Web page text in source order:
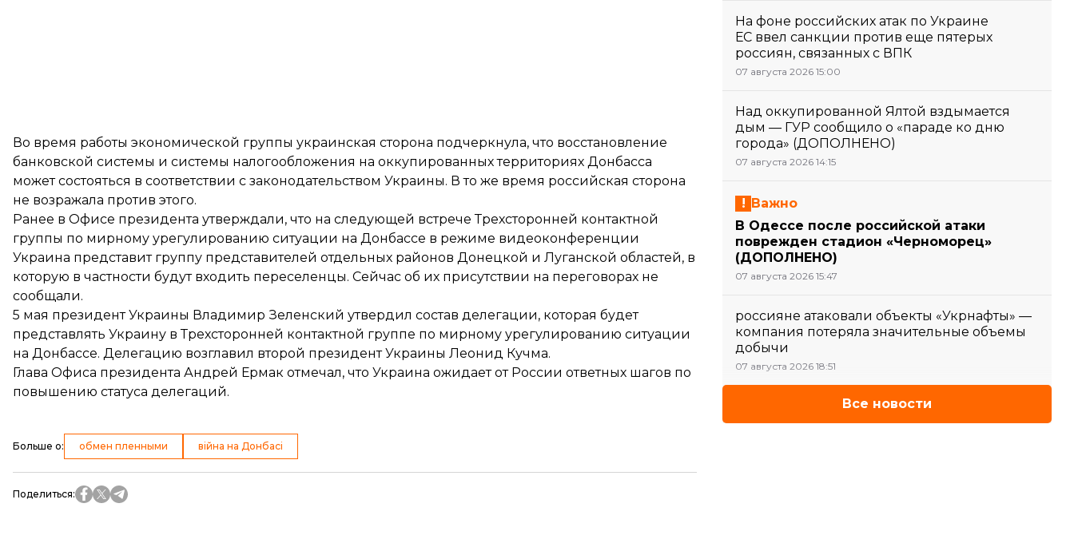
Во время работы экономической группы украинская сторона подчеркнула, что восстановление
банковской системы и системы налогообложения на оккупированных территориях Донбасса
может состояться в соответствии с законодательством Украины. В то же время российская сторона
не возражала против этого.
Ранее в Офисе президента утверждали, что на следующей встрече Трехсторонней контактной
группы по мирному урегулированию ситуации на Донбассе в режиме видеоконференции
Украина представит группу представителей отдельных районов Донецкой и Луганской областей, в
которую в частности будут входить переселенцы. Сейчас об их присутствии на переговорах не
сообщали.
5 мая президент Украины Владимир Зеленский утвердил состав делегации, которая будет
представлять Украину в Трехсторонней контактной группе по мирному урегулированию ситуации
на Донбассе. Делегацию возглавил второй президент Украины Леонид Кучма.
Глава Офиса президента Андрей Ермак отмечал, что Украина ожидает от России ответных шагов по
повышению статуса делегаций.
Больше о: обмен пленными війна на Донбасі
Поделиться:
На фоне российских атак по Украине
ЕС ввел санкции против еще пятерых
россиян, связанных с ВПК
07 августа 2026 15:00
Над оккупированной Ялтой вздымается
дым — ГУР сообщило о «параде ко дню
города» (ДОПОЛНЕНО)
07 августа 2026 14:15
Важно
В Одессе после российской атаки
поврежден стадион «Черноморец»
(ДОПОЛНЕНО)
07 августа 2026 15:47
россияне атаковали объекты «Укрнафты» —
компания потеряла значительные объемы
добычи
07 августа 2026 18:51
Все новости